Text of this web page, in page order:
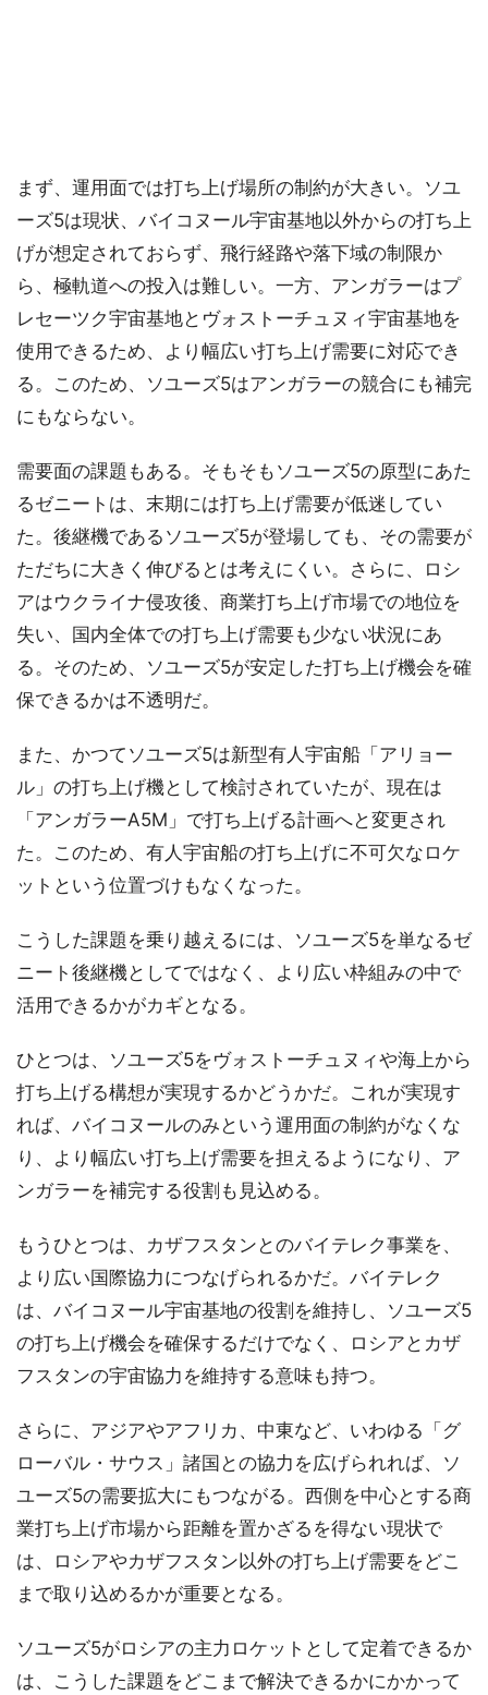
まず、運用面では打ち上げ場所の制約が大きい。ソユ
ーズ5は現状、バイコヌール宇宙基地以外からの打ち上
げが想定されておらず、飛行経路や落下域の制限か
ら、極軌道への投入は難しい。一方、アンガラーはプ
レセーツク宇宙基地とヴォストーチュヌィ宇宙基地を
使用できるため、より幅広い打ち上げ需要に対応でき
る。このため、ソユーズ5はアンガラーの競合にも補完
にもならない。
需要面の課題もある。そもそもソユーズ5の原型にあた
るゼニートは、末期には打ち上げ需要が低迷してい
た。後継機であるソユーズ5が登場しても、その需要が
ただちに大きく伸びるとは考えにくい。さらに、ロシ
アはウクライナ侵攻後、商業打ち上げ市場での地位を
失い、国内全体での打ち上げ需要も少ない状況にあ
る。そのため、ソユーズ5が安定した打ち上げ機会を確
保できるかは不透明だ。
また、かつてソユーズ5は新型有人宇宙船「アリョー
ル」の打ち上げ機として検討されていたが、現在は
「アンガラーA5M」で打ち上げる計画へと変更され
た。このため、有人宇宙船の打ち上げに不可欠なロケ
ットという位置づけもなくなった。
こうした課題を乗り越えるには、ソユーズ5を単なるゼ
ニート後継機としてではなく、より広い枠組みの中で
活用できるかがカギとなる。
ひとつは、ソユーズ5をヴォストーチュヌィや海上から
打ち上げる構想が実現するかどうかだ。これが実現す
れば、バイコヌールのみという運用面の制約がなくな
り、より幅広い打ち上げ需要を担えるようになり、ア
ンガラーを補完する役割も見込める。
もうひとつは、カザフスタンとのバイテレク事業を、
より広い国際協力につなげられるかだ。バイテレク
は、バイコヌール宇宙基地の役割を維持し、ソユーズ5
の打ち上げ機会を確保するだけでなく、ロシアとカザ
フスタンの宇宙協力を維持する意味も持つ。
さらに、アジアやアフリカ、中東など、いわゆる「グ
ローバル・サウス」諸国との協力を広げられれば、ソ
ユーズ5の需要拡大にもつながる。西側を中心とする商
業打ち上げ市場から距離を置かざるを得ない現状で
は、ロシアやカザフスタン以外の打ち上げ需要をどこ
まで取り込めるかが重要となる。
ソユーズ5がロシアの主力ロケットとして定着できるか
は、こうした課題をどこまで解決できるかにかかって